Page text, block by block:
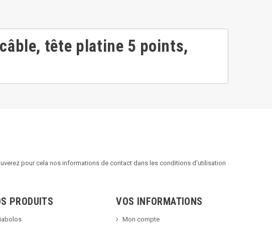
tête platine 5 points,
pour cela nos informations de contact dans les conditions d'utilisation
PRODUITS VOS INFORMATIONS
Mon compte